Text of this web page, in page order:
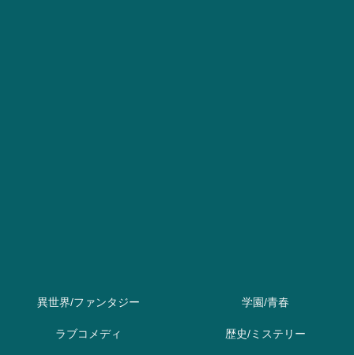
異世界/ファンタジー 学園/青春
ラブコメディ 歴史/ミステリー